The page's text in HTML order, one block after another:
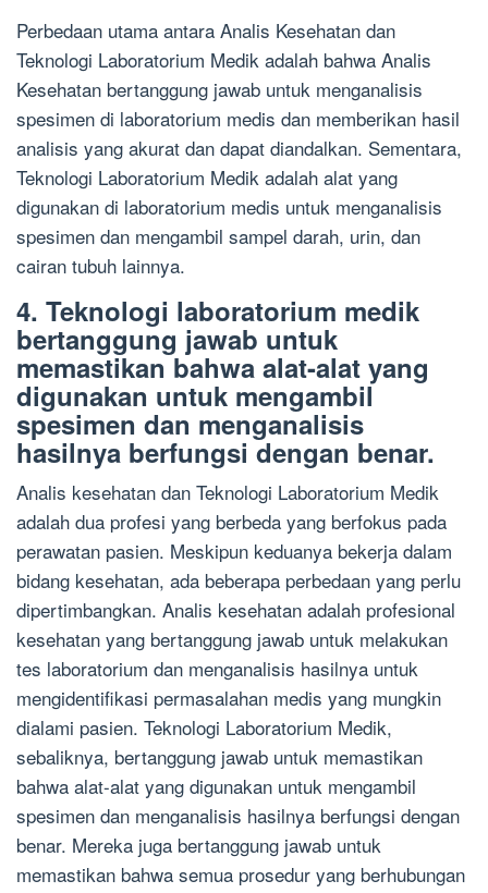
Perbedaan utama antara Analis Kesehatan dan
Teknologi Laboratorium Medik adalah bahwa Analis
Kesehatan bertanggung jawab untuk menganalisis
spesimen di laboratorium medis dan memberikan hasil
analisis yang akurat dan dapat diandalkan. Sementara,
Teknologi Laboratorium Medik adalah alat yang
digunakan di laboratorium medis untuk menganalisis
spesimen dan mengambil sampel darah, urin, dan
cairan tubuh lainnya.
4. Teknologi laboratorium medik
bertanggung jawab untuk
memastikan bahwa alat-alat yang
digunakan untuk mengambil
spesimen dan menganalisis
hasilnya berfungsi dengan benar.
Analis kesehatan dan Teknologi Laboratorium Medik
adalah dua profesi yang berbeda yang berfokus pada
perawatan pasien. Meskipun keduanya bekerja dalam
bidang kesehatan, ada beberapa perbedaan yang perlu
dipertimbangkan. Analis kesehatan adalah profesional
kesehatan yang bertanggung jawab untuk melakukan
tes laboratorium dan menganalisis hasilnya untuk
mengidentifikasi permasalahan medis yang mungkin
dialami pasien. Teknologi Laboratorium Medik,
sebaliknya, bertanggung jawab untuk memastikan
bahwa alat-alat yang digunakan untuk mengambil
spesimen dan menganalisis hasilnya berfungsi dengan
benar. Mereka juga bertanggung jawab untuk
memastikan bahwa semua prosedur yang berhubungan